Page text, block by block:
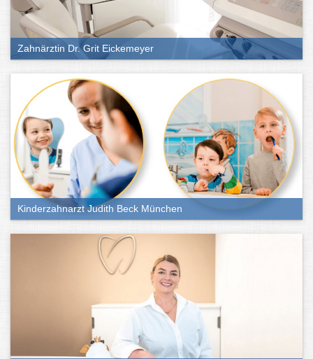
Zahnärztin Dr. Grit Eickemeyer
Kinderzahnarzt Judith Beck München